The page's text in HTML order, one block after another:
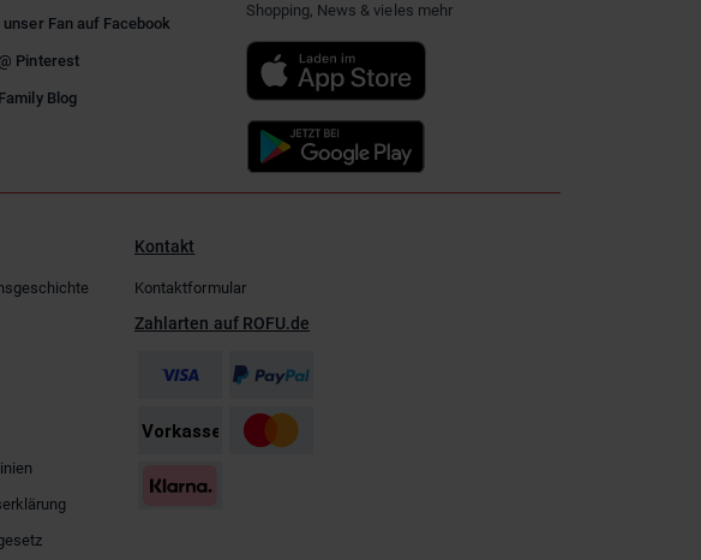
unser Fan auf Facebook
Pinterest
Blog
Shopping, News & vieles mehr
Kontakt
Kontaktformular
Zahlarten auf ROFU.de